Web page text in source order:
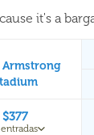
it's a
Armstrong
$377